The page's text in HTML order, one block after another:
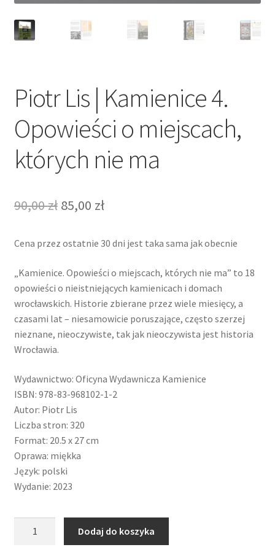
Piotr Lis | Kamienice 4.
Opowieści o miejscach,
których nie ma
90,00zł Pierwotna
wynosiła:
90,00 zł.
85,00 złAktualna
wynosi:
85,00 zł.
Cena przez ostatnie 30 dni jest taka sama jak obecnie
„Kamienice. Opowieści o miejscach, których nie ma” to 18
opowieści o nieistniejących kamienicach i domach
wrocławskich. Historie zbierane przez wiele miesięcy, a
czasami lat – niesamowicie poruszające, często szerzej
nieznane, nieoczywiste, tak jak nieoczywista jest historia
Wrocławia.
Wydawnictwo: Oficyna Wydawnicza Kamienice
ISBN: 978-83-968102-1-2
Autor: Piotr Lis
Liczba stron: 320
Format: 20.5 x 27 cm
Oprawa: miękka
Język: polski
Wydanie: 2023
Dodaj do koszyka